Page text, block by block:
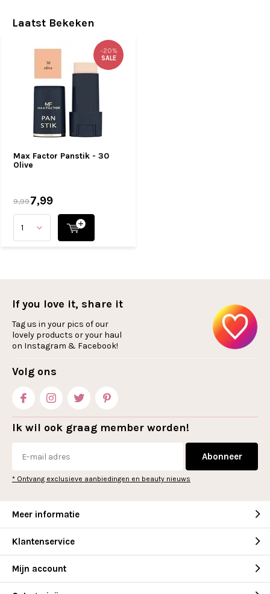
Laatst Bekeken
Max Factor Panstik - 30
Olive
-20%
SALE
9,997,99
If you love it, share it
Tag us in your pics of our
lovely products or your haul
on Instagram & Facebook!
Volg ons
Ik wil ook graag member worden!
Abonneer
* Ontvang exclusieve aanbiedingen en beauty nieuws
Meer informatie
Klantenservice
Mijn account